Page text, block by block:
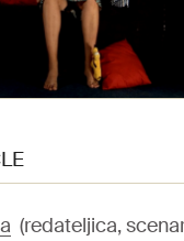
(redateljica,